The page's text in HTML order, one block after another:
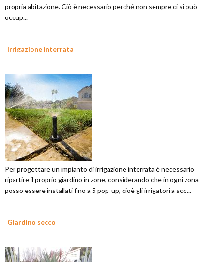
propria abitazione. Ciò è necessario perché non sempre ci si può
occup...
Irrigazione interrata
Per progettare un impianto di irrigazione interrata è necessario
ripartire il proprio giardino in zone, considerando che in ogni zona
posso essere installati fino a 5 pop-up, cioè gli irrigatori a sco...
Giardino secco